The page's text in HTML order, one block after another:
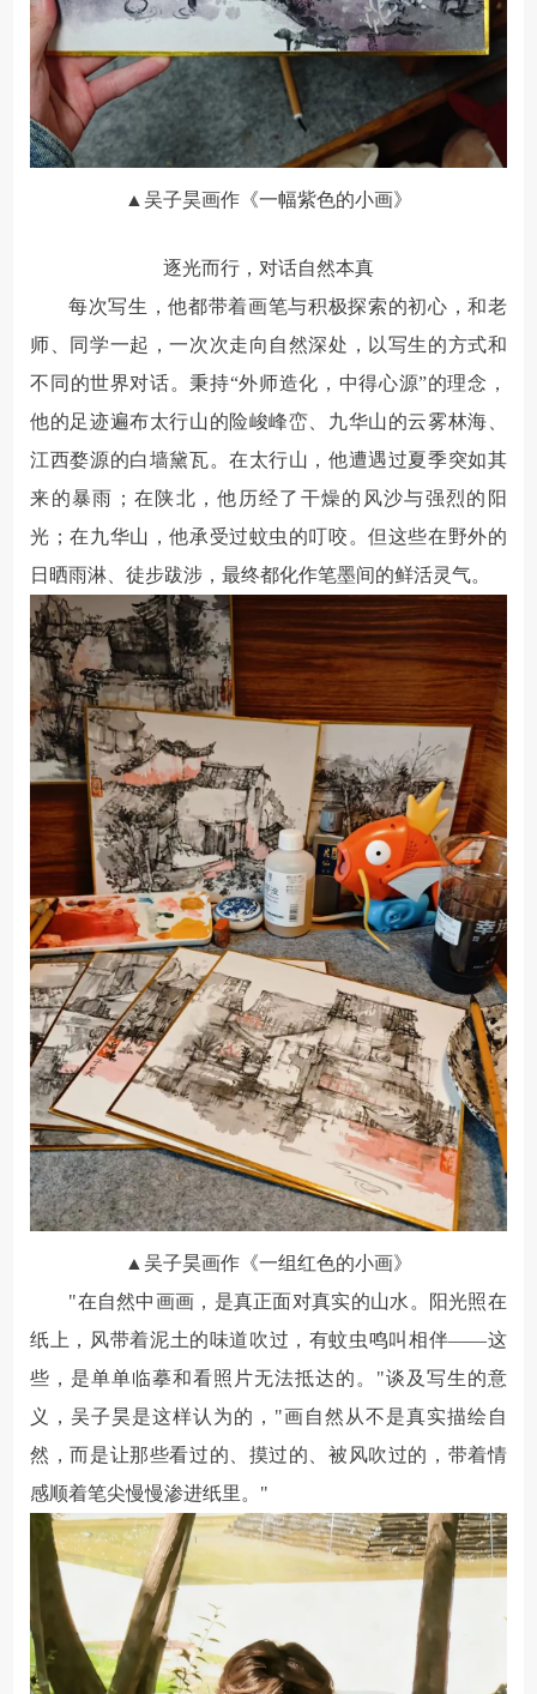
▲吴子昊画作《一幅紫色的小画》
逐光而行，对话自然本真
每次写生，他都带着画笔与积极探索的初心，和老
师、同学一起，一次次走向自然深处，以写生的方式和
不同的世界对话。秉持“外师造化，中得心源”的理念，
他的足迹遍布太行山的险峻峰峦、九华山的云雾林海、
江西婺源的白墙黛瓦。在太行山，他遭遇过夏季突如其
来的暴雨；在陕北，他历经了干燥的风沙与强烈的阳
光；在九华山，他承受过蚊虫的叮咬。但这些在野外的
日晒雨淋、徒步跋涉，最终都化作笔墨间的鲜活灵气。
▲吴子昊画作《一组红色的小画》
"在自然中画画，是真正面对真实的山水。阳光照在
纸上，风带着泥土的味道吹过，有蚊虫鸣叫相伴——这
些，是单单临摹和看照片无法抵达的。"谈及写生的意
义，吴子昊是这样认为的，"画自然从不是真实描绘自
然，而是让那些看过的、摸过的、被风吹过的，带着情
感顺着笔尖慢慢渗进纸里。"